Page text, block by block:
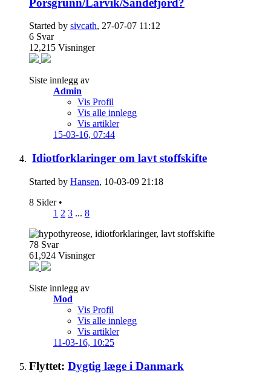
Started by sivcath, 27-07-07 11:12
6 Svar
12,215 Visninger
Siste innlegg av
Admin
Vis Profil
Vis alle innlegg
Vis artikler
15-03-16, 07:44
Idiotforklaringer om lavt stoffskifte
Started by Hansen, 10-03-09 21:18
8 Sider •
1 2 3 ... 8
78 Svar
61,924 Visninger
Siste innlegg av
Mod
Vis Profil
Vis alle innlegg
Vis artikler
11-03-16, 10:25
Flyttet: Dygtig læge i Danmark